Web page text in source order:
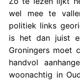
wel mee te
politiek links
is het dan juist
Groningers moet
handvol
woonachtig in